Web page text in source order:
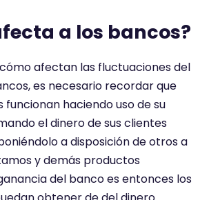
a los bancos?
afectan las fluctuaciones del
es necesario recordar que
funcionan haciendo uso de su
el dinero de sus clientes
a disposición de otros a
y demás productos
del banco es entonces los